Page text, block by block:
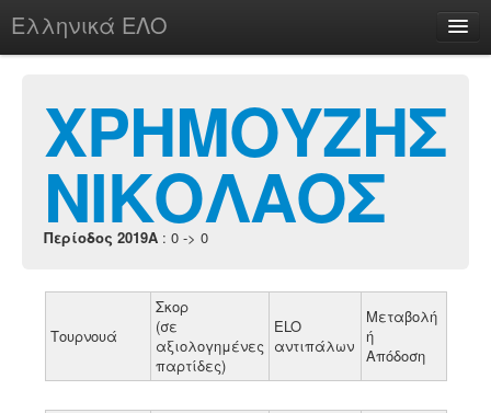
Ελληνικά ΕΛΟ
chesstu.be @ discord
Login
ΧΡΗΜΟΥΖΗΣ
ΝΙΚΟΛΑΟΣ
Περίοδος 2019A : 0 -> 0
Τουρνουά
Σκορ
(σε
αξιολογημένες
παρτίδες)
ELO
αντιπάλων
Μεταβολή
ή
Απόδοση